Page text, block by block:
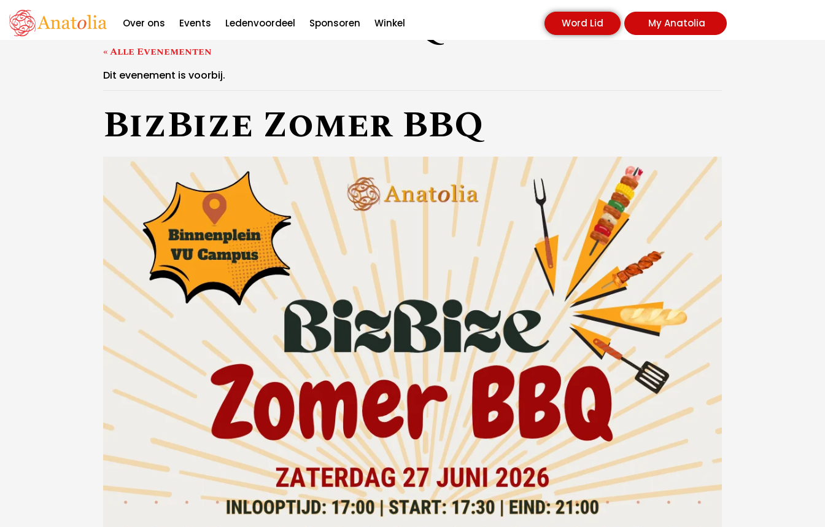
Over ons Events Ledenvoordeel Sponsoren Winkel Word Lid My Anatolia
BizBize Zomer BBQ
« Alle Evenementen
Dit evenement is voorbij.
BizBize Zomer BBQ